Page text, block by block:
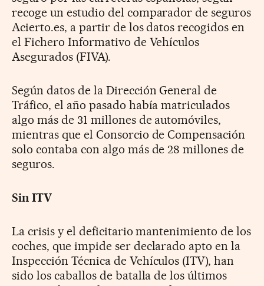
recoge un estudio del comparador de seguros
Acierto.es, a partir de los datos recogidos en
el Fichero Informativo de Vehículos
Asegurados (FIVA).
Según datos de la Dirección General de
Tráfico, el año pasado había matriculados
algo más de 31 millones de automóviles,
mientras que el Consorcio de Compensación
solo contaba con algo más de 28 millones de
seguros.
Sin ITV
La crisis y el deficitario mantenimiento de los
coches, que impide ser declarado apto en la
Inspección Técnica de Vehículos (ITV), han
sido los caballos de batalla de los últimos